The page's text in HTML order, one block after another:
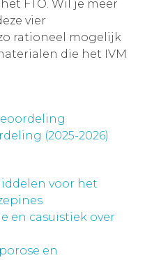
FTO. Wil je meer
vier
rationeel mogelijk
die het IVM
(2025-2026)
voor het
en casuïstiek over
en